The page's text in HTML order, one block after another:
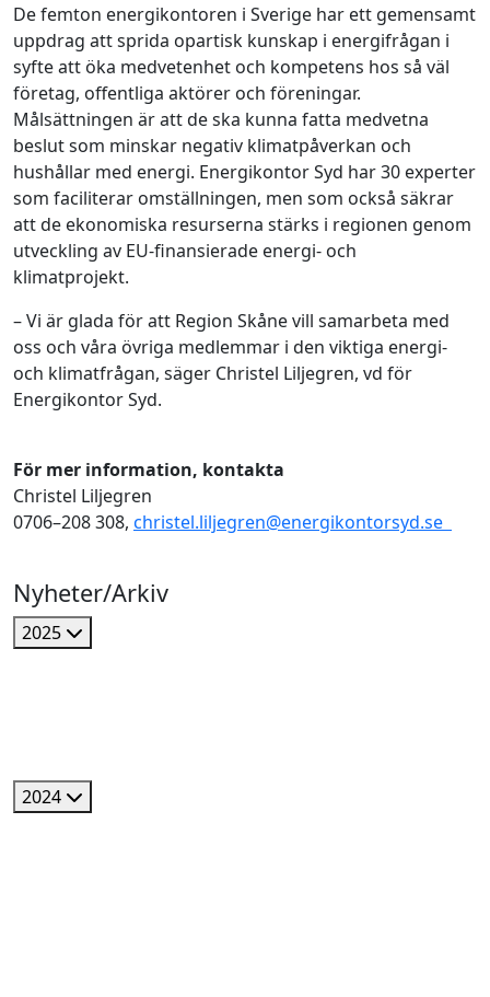
De femton energikontoren i Sverige har ett gemensamt
uppdrag att sprida opartisk kunskap i energifrågan i
syfte att öka medvetenhet och kompetens hos så väl
företag, offentliga aktörer och föreningar.
Målsättningen är att de ska kunna fatta medvetna
beslut som minskar negativ klimatpåverkan och
hushållar med energi. Energikontor Syd har 30 experter
som faciliterar omställningen, men som också säkrar
att de ekonomiska resurserna stärks i regionen genom
utveckling av EU-finansierade energi- och
klimatprojekt.
– Vi är glada för att Region Skåne vill samarbeta med
oss och våra övriga medlemmar i den viktiga energi-
och klimatfrågan, säger Christel Liljegren, vd för
Energikontor Syd.
För mer information, kontakta
Christel Liljegren
0706–208 308, christel.liljegren@energikontorsyd.se
Nyheter/Arkiv
2025
2024